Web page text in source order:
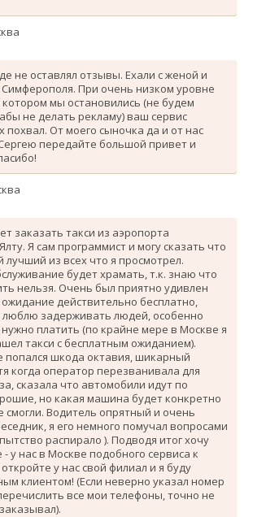
не оставлял отзывы. Ехали с женой и
Симферополя. При очень низком уровне
котором мы остановились (не будем
не делать рекламу) ваш сервис
похвал. От моего сыночка да и от нас
передайте большой привет и
заказать такси из аэропорта
Я сам программист и могу сказать что
лучший из всех что я просмотрел.
будет храмать, т.к. знаю что
нельзя. Очень был приятно удивлен
действительно бесплатно,
люблю задерживать людей, особенно
платить (по крайне мере в Москве я
такси с бесплатным ожиданием).
попался шкода октавия, шикарный
когда оператор перезванивала для
сказала что автомобили идут по
но какая машина будет конкретно
смогли. Водитель опрятный и очень
я его немного помучал вопросами
распирало ). Подводя итог хочу
- у нас в Москве подобного сервиса к
у нас свой филиал и я буду
клиентом! (Если неверно указал номер
все мои телефоны, точно не